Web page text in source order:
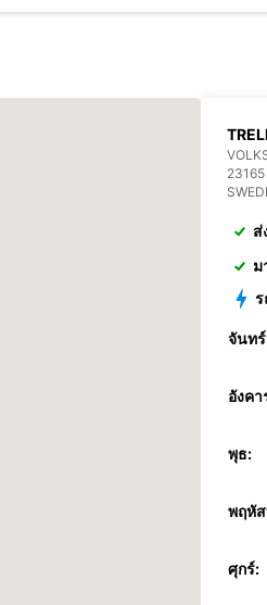
23165
ส่
ม
ร
จันท
อังคา
พุธ:
พฤหั
ศุกร์: